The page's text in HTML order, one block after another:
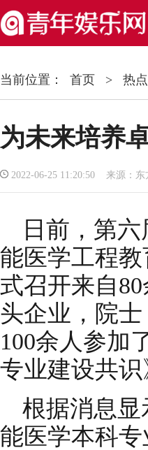
当前位置： 首页 > 热点
为未来培养
2022-06-25 11:20:50 来源：
日前，第
能医学工程
式召开来自
头企业，院
100余人参加
专业建设共识
根据消息显
能医学本科